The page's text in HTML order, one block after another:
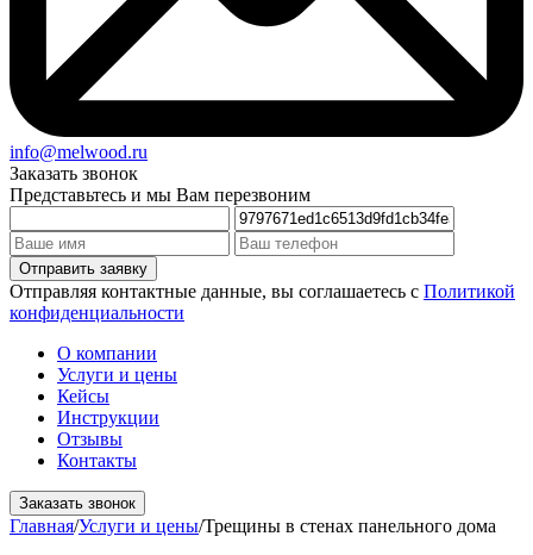
info@melwood.ru
Заказать звонок
Представьтесь и мы Вам перезвоним
Отправляя контактные данные, вы соглашаетесь с Политикой
конфиденциальности
О компании
Услуги и цены
Кейсы
Инструкции
Отзывы
Контакты
Заказать звонок
Главная/Услуги и цены/Трещины в стенах панельного дома